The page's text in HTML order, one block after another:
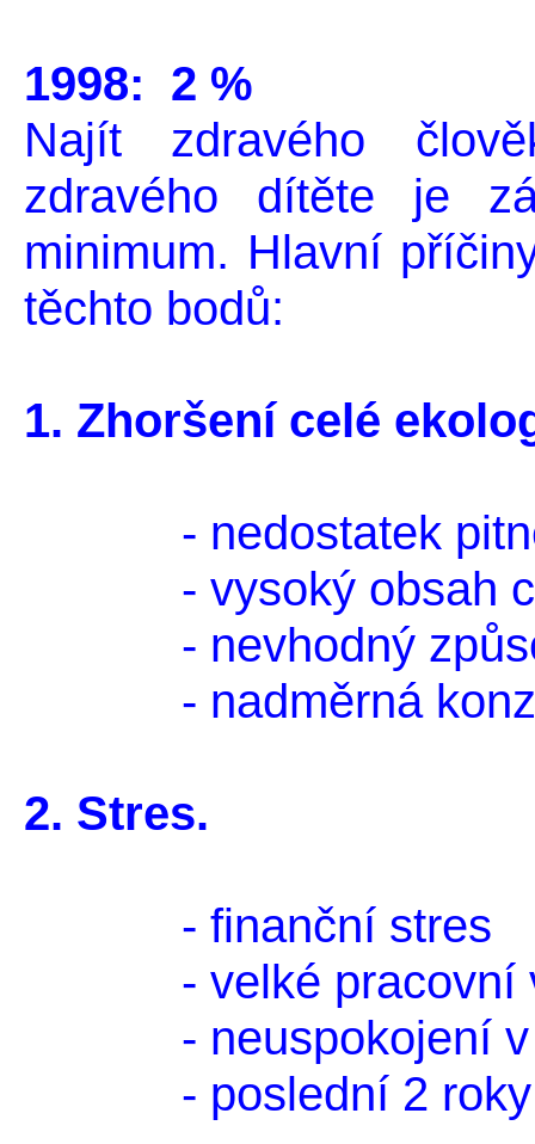
1998: 2 %
Najít zdravého
zdravého dítěte je
minimum. Hlavní
těchto bodů:
1. Zhoršení celé
- nedostatek
- vysoký obsah
- nevhodný způsob
- nadměrná
2. Stres.
- finanční stres
- velké pracovní
- neuspokojení v
- poslední 2 roky